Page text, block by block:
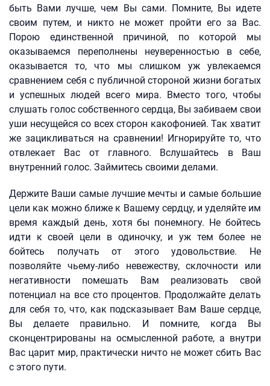
быть Вами лучше, чем Вы сами. Помните, Вы идете
своим путем, и никто не может пройти его за Вас.
Порою единственной причиной, по которой мы
оказываемся переполнены неуверенностью в себе,
оказывается то, что мы слишком уж увлекаемся
сравнением себя с публичной стороной жизни богатых
и успешных людей всего мира. Вместо того, чтобы
слушать голос собственного сердца, Вы забиваем свои
уши несущейся со всех сторон какофонией. Так хватит
же зацикливаться на сравнении! Игнорируйте то, что
отвлекает Вас от главного. Вслушайтесь в Ваш
внутренний голос. Займитесь своими делами.
Держите Ваши самые лучшие мечты и самые большие
цели как можно ближе к Вашему сердцу, и уделяйте им
время каждый день, хотя бы понемногу. Не бойтесь
идти к своей цели в одиночку, и уж тем более не
бойтесь получать от этого удовольствие. Не
позволяйте чьему-либо невежеству, склочности или
негативности помешать Вам реализовать свой
потенциал на все сто процентов. Продолжайте делать
для себя то, что, как подсказывает Вам Ваше сердце,
Вы делаете правильно. И помните, когда Вы
сконцентрированы на осмысленной работе, а внутри
Вас царит мир, практически ничто не может сбить Вас
с этого пути.